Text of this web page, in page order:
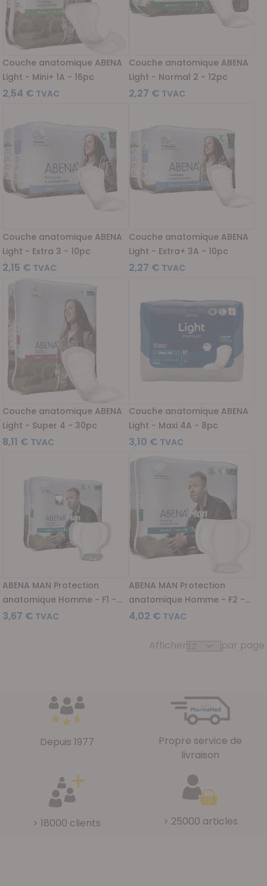
Couche anatomique ABENA
Light - Mini+ 1A - 16pc
2,54 €
Couche anatomique ABENA
Light - Normal 2 - 12pc
2,27 €
Couche anatomique ABENA
Light - Extra 3 - 10pc
2,15 €
Couche anatomique ABENA
Light - Extra+ 3A - 10pc
2,27 €
Couche anatomique ABENA
Light - Super 4 - 30pc
8,11 €
Couche anatomique ABENA
Light - Maxi 4A - 8pc
3,10 €
ABENA MAN Protection
anatomique Homme - F1 -
15pc
3,67 €
ABENA MAN Protection
anatomique Homme - F2 -
15pc
4,02 €
Afficher par page
Depuis 1977
Propre service de
livraison
> 18000 clients > 25000 articles